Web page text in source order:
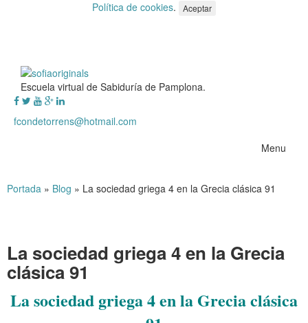
Política de cookies. Aceptar
Escuela virtual de Sabiduría de Pamplona.
fcondetorrens@hotmail.com
Menu
Portada » Blog » La sociedad griega 4 en la Grecia clásica 91
La sociedad griega 4 en la Grecia
clásica 91
La sociedad griega 4 en la Grecia clásica